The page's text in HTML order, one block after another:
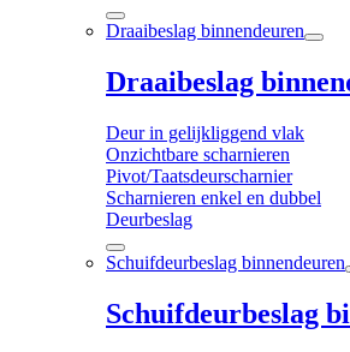
Draaibeslag binnendeuren
Draaibeslag
Deur in gelijkliggend vlak
Onzichtbare scharnieren
Pivot/Taatsdeurscharnier
Scharnieren enkel en dubbel
Deurbeslag
Schuifdeurbeslag binnendeuren
Schuifdeurbeslag